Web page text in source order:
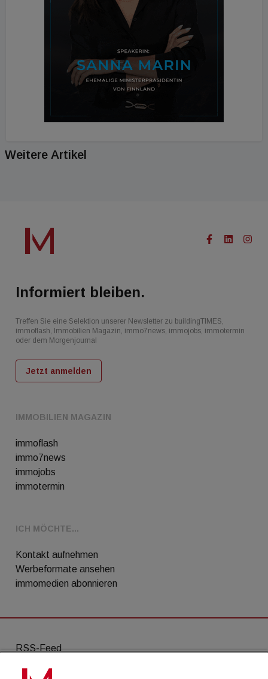
Weitere Artikel
IMMOBILIEN MAGAZIN
immoflash
immo7news
immojobs
immotermin
ICH MÖCHTE...
Kontakt aufnehmen
Werbeformate ansehen
immomedien abonnieren
Informiert bleiben.
Treffen Sie eine Selektion unserer Newsletter zu buildingTIMES,
immoflash, Immobilien Magazin, immo7news, immojobs, immotermin
oder dem Morgenjournal
Jetzt anmelden
RSS-Feed
AGB